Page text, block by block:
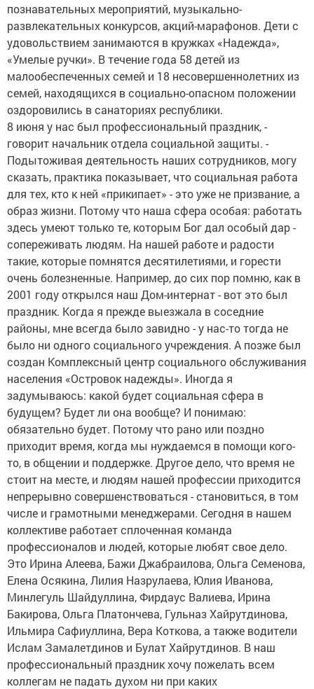
познавательных мероприятий, музыкально-
развлекательных конкурсов, акций-марафонов. Дети с
удовольствием занимаются в кружках «Надежда»,
«Умелые ручки». В течение года 58 детей из
малообеспеченных семей и 18 несовершеннолетних из
семей, находящихся в социально-опасном положении
оздоровились в санаториях республики.
8 июня у нас был профессиональный праздник, -
говорит начальник отдела социальной защиты. -
Подытоживая деятельность наших сотрудников, могу
сказать, практика показывает, что социальная работа
для тех, кто к ней «прикипает» - это уже не призвание, а
образ жизни. Потому что наша сфера особая: работать
здесь умеют только те, которым Бог дал особый дар -
сопереживать людям. На нашей работе и радости
такие, которые помнятся десятилетиями, и горести
очень болезненные. Например, до сих пор помню, как в
2001 году открылся наш Дом-интернат - вот это был
праздник. Когда я прежде выезжала в соседние
районы, мне всегда было завидно - у нас-то тогда не
было ни одного социального учреждения. А позже был
создан Комплексный центр социального обслуживания
населения «Островок надежды». Иногда я
задумываюсь: какой будет социальная сфера в
будущем? Будет ли она вообще? И понимаю:
обязательно будет. Потому что рано или поздно
приходит время, когда мы нуждаемся в помощи кого-
то, в общении и поддержке. Другое дело, что время не
стоит на месте, и людям нашей профессии приходится
непрерывно совершенствоваться - становиться, в том
числе и грамотными менеджерами. Сегодня в нашем
коллективе работает сплоченная команда
профессионалов и людей, которые любят свое дело.
Это Ирина Алеева, Бажи Джабраилова, Ольга Семенова,
Елена Осякина, Лилия Назрулаева, Юлия Иванова,
Минлегуль Шайдуллина, Фирдаус Валиева, Ирина
Бакирова, Ольга Платончева, Гульназ Хайрутдинова,
Ильмира Сафиуллина, Вера Коткова, а также водители
Ислам Замалетдинов и Булат Хайрутдинов. В наш
профессиональный праздник хочу пожелать всем
коллегам не падать духом ни при каких